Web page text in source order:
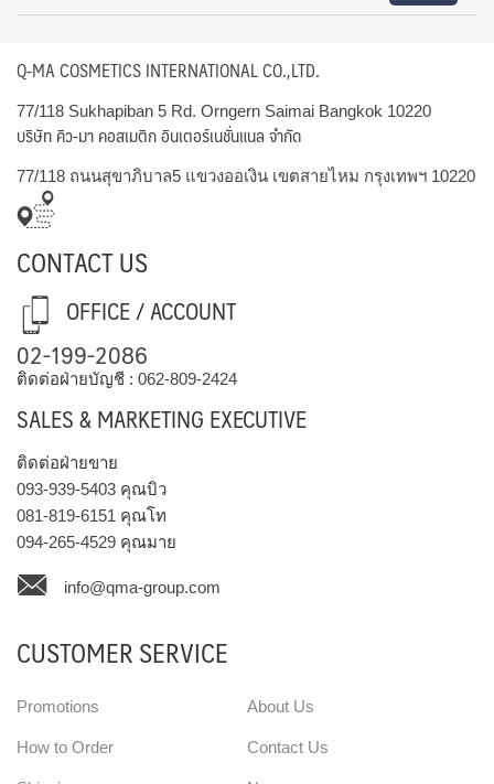
Q-MA COSMETICS INTERNATIONAL CO.,LTD.
77/118 Sukhapiban 5 Rd. Orngern Saimai Bangkok 10220
บริษัท คิว-มา คอสเมติก อินเตอร์เนชั่นแนล จำกัด
77/118 ถนนสุขาภิบาล5 แขวงออเงิน เขตสายไหม กรุงเทพฯ 10220
CONTACT US
OFFICE / ACCOUNT
02-199-2086
ติดต่อฝ่ายบัญชี : 062-809-2424
SALES & MARKETING EXECUTIVE
ติดต่อฝ่ายขาย
093-939-5403 คุณบิว
081-819-6151 คุณโท
094-265-4529 คุณมาย
info@qma-group.com
CUSTOMER SERVICE
Promotions
How to Order
About Us
Contact Us